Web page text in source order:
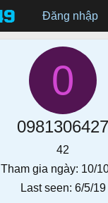
Đăng nhập
0
0981306427
42
Tham gia ngày 10/
Last seen 6/5/19